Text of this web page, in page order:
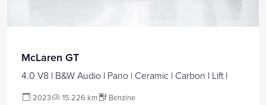
McLaren GT
4.0 V8 l B&W Audio l Pano | Ceramic | Carbon l Lift l
2023 15.226 km Benzine